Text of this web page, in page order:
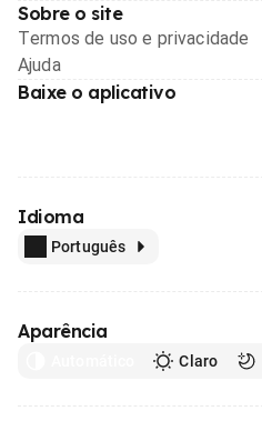
Sobre o site
Termos de uso e privacidade
Ajuda
Baixe o aplicativo
Idioma
Português
Aparência
Claro